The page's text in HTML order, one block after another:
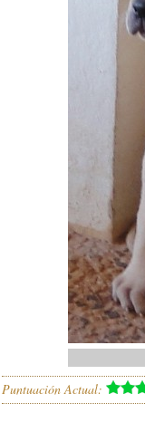
Puntuación Actual: